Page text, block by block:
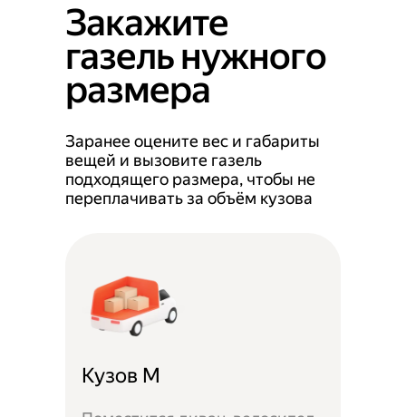
Закажите
газель нужного
размера
Заранее оцените вес и габариты
вещей и вызовите газель
подходящего размера, чтобы не
переплачивать за объём кузова
Кузов M